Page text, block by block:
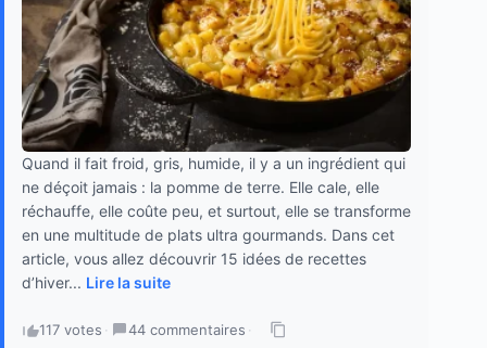
Quand il fait froid, gris, humide, il y a un ingrédient qui
ne déçoit jamais : la pomme de terre. Elle cale, elle
réchauffe, elle coûte peu, et surtout, elle se transforme
en une multitude de plats ultra gourmands. Dans cet
article, vous allez découvrir 15 idées de recettes
d’hiver... Lire la suite
117 votes · 44 commentaires ·